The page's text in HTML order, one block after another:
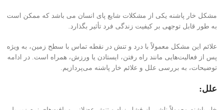
مشکل خار پاشنه یکی از مشکلات شایع پای انسان می باشد که ممکن است
به طور قابل توجهی بر کیفیت زندگی فرد تأثیر بگذارد.
علائم این مشکل معمولاً با درد و تنش در نقطه تماس با سطح زمین، به ویژه
پس از فعالیت‌هایی مانند راه رفتن، ایستادن یا ورزش، همراه است. در ادامه
توضیحات، به بررسی علل و علائم خار پاشنه می‌پردازیم.
علل: